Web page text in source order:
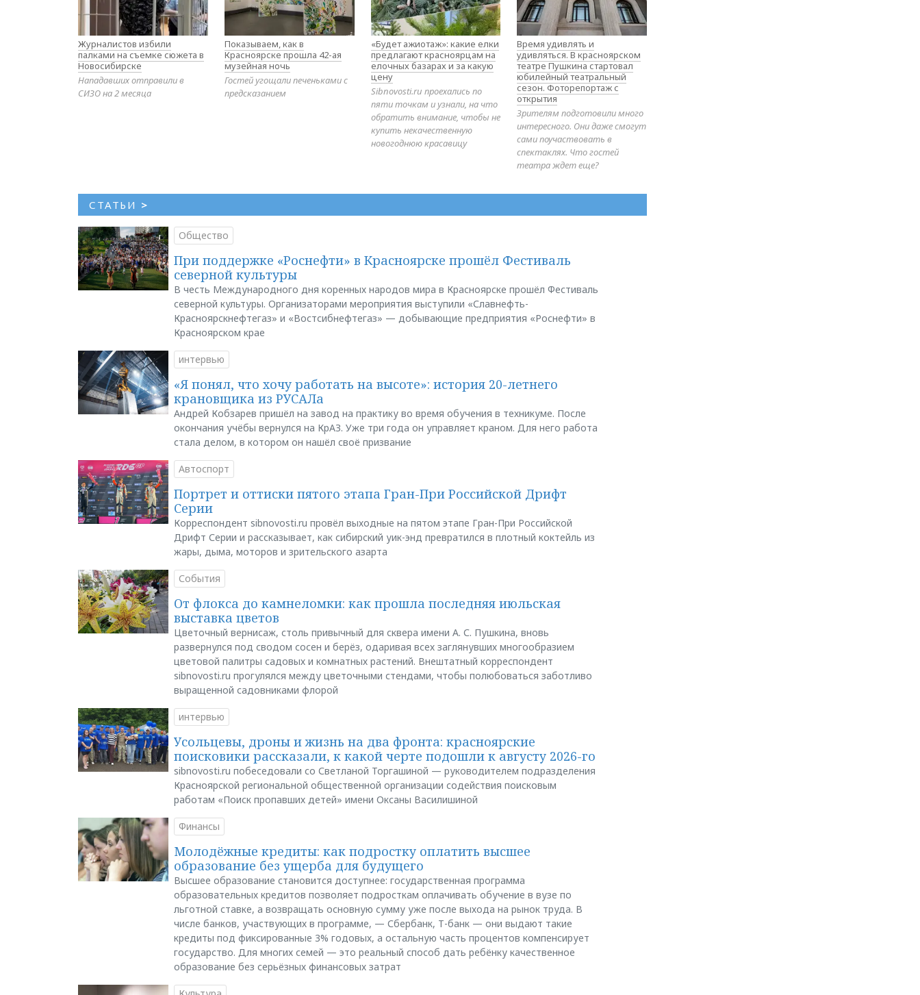
Журналистов избили
палками на съемке сюжета в
Новосибирске
Нападавших отправили в
СИЗО на 2 месяца
Показываем, как в
Красноярске прошла 42-ая
музейная ночь
Гостей угощали печеньками с
предсказанием
«Будет ажиотаж»: какие елки
предлагают красноярцам на
елочных базарах и за какую
цену
Sibnovosti.ru проехались по
пяти точкам и узнали, на что
обратить внимание, чтобы не
купить некачественную
новогоднюю красавицу
Время удивлять и
удивляться. В красноярском
театре Пушкина стартовал
юбилейный театральный
сезон. Фоторепортаж с
открытия
Зрителям подготовили много
интересного. Они даже смогут
сами поучаствовать в
спектаклях. Что гостей
театра ждет еще?
СТАТЬИ >
Общество
При поддержке «Роснефти» в Красноярске прошёл Фестиваль
северной культуры
В честь Международного дня коренных народов мира в Красноярске прошёл Фестиваль
северной культуры. Организаторами мероприятия выступили «Славнефть-
Красноярскнефтегаз» и «Востсибнефтегаз» — добывающие предприятия «Роснефти» в
Красноярском крае
интервью
«Я понял, что хочу работать на высоте»: история 20-летнего
крановщика из РУСАЛа
Андрей Кобзарев пришёл на завод на практику во время обучения в техникуме. После
окончания учёбы вернулся на КрАЗ. Уже три года он управляет краном. Для него работа
стала делом, в котором он нашёл своё призвание
Автоспорт
Портрет и оттиски пятого этапа Гран-При Российской Дрифт
Серии
Корреспондент sibnovosti.ru провёл выходные на пятом этапе Гран-При Российской
Дрифт Серии и рассказывает, как сибирский уик-энд превратился в плотный коктейль из
жары, дыма, моторов и зрительского азарта
События
От флокса до камнеломки: как прошла последняя июльская
выставка цветов
Цветочный вернисаж, столь привычный для сквера имени А. С. Пушкина, вновь
развернулся под сводом сосен и берёз, одаривая всех заглянувших многообразием
цветовой палитры садовых и комнатных растений. Внештатный корреспондент
sibnovosti.ru прогулялся между цветочными стендами, чтобы полюбоваться заботливо
выращенной садовниками флорой
интервью
Усольцевы, дроны и жизнь на два фронта: красноярские
поисковики рассказали, к какой черте подошли к августу 2026-го
sibnovosti.ru побеседовали со Светланой Торгашиной — руководителем подразделения
Красноярской региональной общественной организации содействия поисковым
работам «Поиск пропавших детей» имени Оксаны Василишиной
Финансы
Молодёжные кредиты: как подростку оплатить высшее
образование без ущерба для будущего
Высшее образование становится доступнее: государственная программа
образовательных кредитов позволяет подросткам оплачивать обучение в вузе по
льготной ставке, а возвращать основную сумму уже после выхода на рынок труда. В
числе банков, участвующих в программе, — Сбербанк, Т-банк — они выдают такие
кредиты под фиксированные 3% годовых, а остальную часть процентов компенсирует
государство. Для многих семей — это реальный способ дать ребёнку качественное
образование без серьёзных финансовых затрат